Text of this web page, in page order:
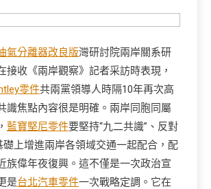
氣分離器改良版灣研討院兩岸關系研
接收《兩岸觀察》記者采訪時表現，
零件共兩黨領導人時隔10年再次高
識焦點內容很是明確。兩岸同胞同屬
藍寶堅尼零件要堅持“九二共識”、反對
礎上增進兩岸各領域交通一起配合，配
族偉年夜復興。這不僅是一次政治宣
是台北汽車零件一次戰略定調。它在